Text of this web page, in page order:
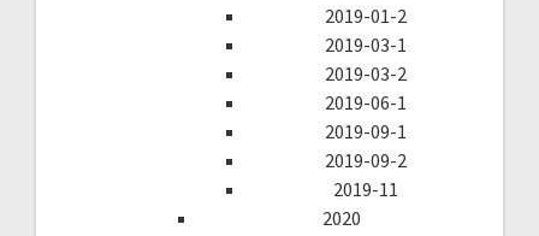
2019-01-2
2019-03-1
2019-03-2
2019-06-1
2019-09-1
2019-09-2
2019-11
2020